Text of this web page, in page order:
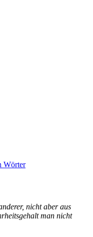
nicht aber aus
man nicht